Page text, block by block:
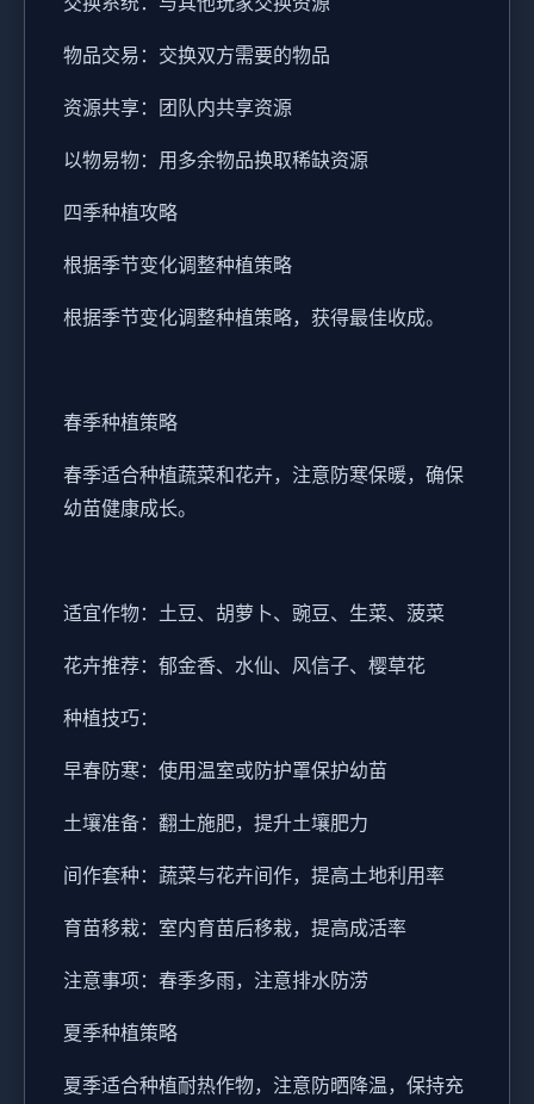
物品交易：交换双方需要的物品
资源共享：团队内共享资源
以物易物：用多余物品换取稀缺资源
四季种植攻略
根据季节变化调整种植策略
根据季节变化调整种植策略，获得最佳收成。
春季种植策略
春季适合种植蔬菜和花卉，注意防寒保暖，确保
幼苗健康成长。
适宜作物：土豆、胡萝卜、豌豆、生菜、菠菜
花卉推荐：郁金香、水仙、风信子、樱草花
种植技巧：
早春防寒：使用温室或防护罩保护幼苗
土壤准备：翻土施肥，提升土壤肥力
间作套种：蔬菜与花卉间作，提高土地利用率
育苗移栽：室内育苗后移栽，提高成活率
注意事项：春季多雨，注意排水防涝
夏季种植策略
夏季适合种植耐热作物，注意防晒降温，保持充